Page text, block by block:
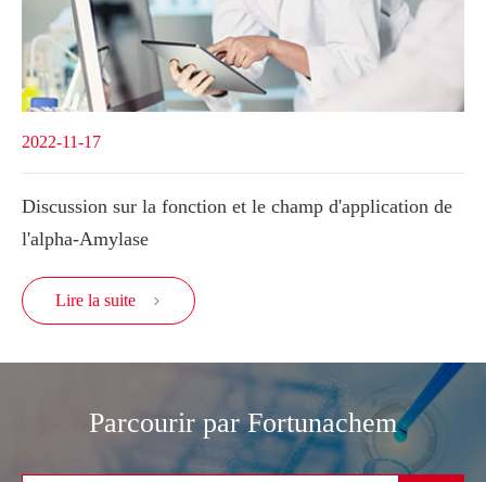
2022-11-17
Discussion sur la fonction et le champ d'application de
l'alpha-Amylase
Lire la suite 
Parcourir par Fortunachem